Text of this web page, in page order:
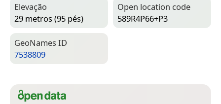
Elevação
29 metros (95 pés)
Open location code
589R4P66+P3
Geo­Names ID
7538809